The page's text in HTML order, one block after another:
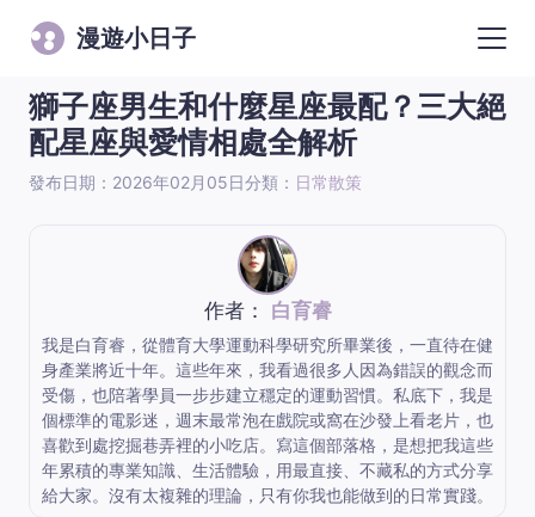
漫遊小日子
獅子座男生和什麼星座最配？三大絕
配星座與愛情相處全解析
發布日期：2026年02月05日分類： 日常散策
作者： 白育睿
我是白育睿，從體育大學運動科學研究所畢業後，一直待在健
身產業將近十年。這些年來，我看過很多人因為錯誤的觀念而
受傷，也陪著學員一步步建立穩定的運動習慣。私底下，我是
個標準的電影迷，週末最常泡在戲院或窩在沙發上看老片，也
喜歡到處挖掘巷弄裡的小吃店。寫這個部落格，是想把我這些
年累積的專業知識、生活體驗，用最直接、不藏私的方式分享
給大家。沒有太複雜的理論，只有你我也能做到的日常實踐。